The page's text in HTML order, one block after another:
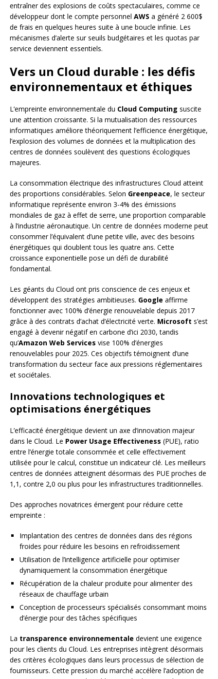
entraîner des explosions de coûts spectaculaires, comme ce
développeur dont le compte personnel AWS a généré 2 600$
de frais en quelques heures suite à une boucle infinie. Les
mécanismes d’alerte sur seuils budgétaires et les quotas par
service deviennent essentiels.
Vers un Cloud durable : les défis
environnementaux et éthiques
L’empreinte environnementale du Cloud Computing suscite
une attention croissante. Si la mutualisation des ressources
informatiques améliore théoriquement l’efficience énergétique,
l’explosion des volumes de données et la multiplication des
centres de données soulèvent des questions écologiques
majeures.
La consommation électrique des infrastructures Cloud atteint
des proportions considérables. Selon Greenpeace, le secteur
informatique représente environ 3-4% des émissions
mondiales de gaz à effet de serre, une proportion comparable
à l’industrie aéronautique. Un centre de données moderne peut
consommer l’équivalent d’une petite ville, avec des besoins
énergétiques qui doublent tous les quatre ans. Cette
croissance exponentielle pose un défi de durabilité
fondamental.
Les géants du Cloud ont pris conscience de ces enjeux et
développent des stratégies ambitieuses. Google affirme
fonctionner avec 100% d’énergie renouvelable depuis 2017
grâce à des contrats d’achat d’électricité verte. Microsoft s’est
engagé à devenir négatif en carbone d’ici 2030, tandis
qu’Amazon Web Services vise 100% d’énergies
renouvelables pour 2025. Ces objectifs témoignent d’une
transformation du secteur face aux pressions réglementaires
et sociétales.
Innovations technologiques et
optimisations énergétiques
L’efficacité énergétique devient un axe d’innovation majeur
dans le Cloud. Le Power Usage Effectiveness (PUE), ratio
entre l’énergie totale consommée et celle effectivement
utilisée pour le calcul, constitue un indicateur clé. Les meilleurs
centres de données atteignent désormais des PUE proches de
1,1, contre 2,0 ou plus pour les infrastructures traditionnelles.
Des approches novatrices émergent pour réduire cette
empreinte :
Implantation des centres de données dans des régions
froides pour réduire les besoins en refroidissement
Utilisation de l’intelligence artificielle pour optimiser
dynamiquement la consommation énergétique
Récupération de la chaleur produite pour alimenter des
réseaux de chauffage urbain
Conception de processeurs spécialisés consommant moins
d’énergie pour des tâches spécifiques
La transparence environnementale devient une exigence
pour les clients du Cloud. Les entreprises intègrent désormais
des critères écologiques dans leurs processus de sélection de
fournisseurs. Cette pression du marché accélère l’adoption de